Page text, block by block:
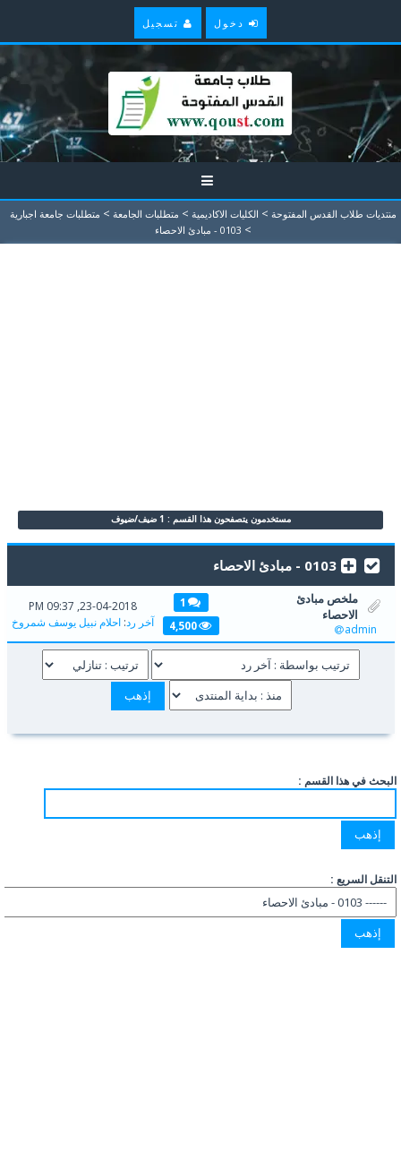
دخول تسجيل
منتديات طلاب القدس المفتوحة > الكليات الاكاديمية > متطلبات الجامعة > متطلبات جامعة اجبارية
> 0103 - مبادئ الاحصاء
مستخدمون يتصفحون هذا القسم : 1 ضيف/ضيوف
0103 - مبادئ الاحصاء
ملخص مبادئ
الاحصاء
admin
1
4,500
23-04-2018, 09:37 PM
آخر رد:احلام نبيل يوسف شمروخ
البحث في هذا القسم :
التنقل السريع :